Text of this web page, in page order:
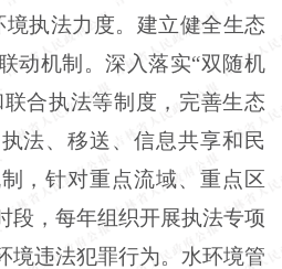
境执法力度。建立健全生态
动机制。深入落实“双随机
联合执法等制度，完善生态
法、移送、信息共享和民
，针对重点流域、重点区
段，每年组织开展执法专项
境违法犯罪行为。水环境管